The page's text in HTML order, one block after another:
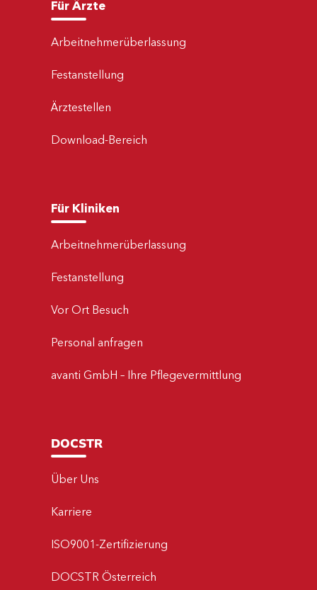
Für Ärzte
Arbeitnehmerüberlassung
Festanstellung
Ärztestellen
Download-Bereich
Für Kliniken
Arbeitnehmerüberlassung
Festanstellung
Vor Ort Besuch
Personal anfragen
avanti GmbH – Ihre Pflegevermittlung
DOCSTR
Über Uns
Karriere
ISO9001-Zertifizierung
DOCSTR Österreich